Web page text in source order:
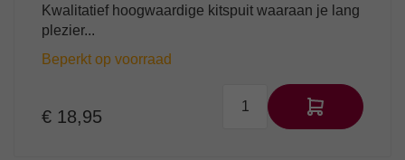
Kwalitatief hoogwaardige kitspuit waaraan je lang
plezier...
Beperkt op voorraad
€ 18,95